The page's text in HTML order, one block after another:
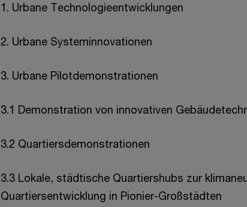
1. Urbane Technologieentwicklungen
2. Urbane Systeminnovationen
3. Urbane Pilotdemonstrationen
3.1 Demonstration von innovativen
3.2 Quartiersdemonstrationen
3.3 Lokale, städtische Quartiershubs zur
Quartiersentwicklung in Pionier-Großstädten